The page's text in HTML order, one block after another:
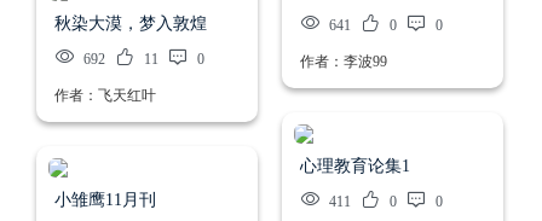
641 0 0
作者：李波99
秋染大漠，梦入敦煌
692 11 0
作者：飞天红叶
心理教育论集1
411 0 0
小雏鹰11月刊